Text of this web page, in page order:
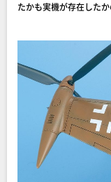
たかも実機が存在した